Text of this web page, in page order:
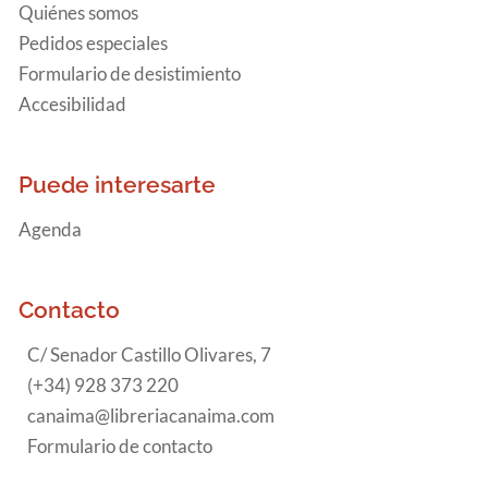
Quiénes somos
Pedidos especiales
Formulario de desistimiento
Accesibilidad
Puede interesarte
Agenda
Contacto
C/ Senador Castillo Olivares, 7
(+34) 928 373 220
canaima@libreriacanaima.com
Formulario de contacto